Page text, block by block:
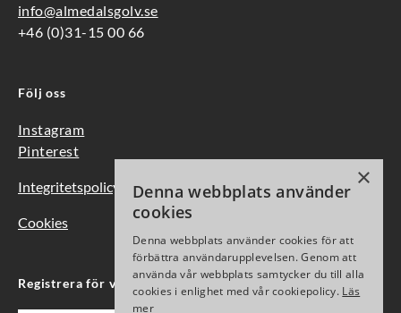
info@almedalsgolv.se
+46 (0)31-15 00 66
Följ oss
Instagram
Pinterest
Integritetspolicy
Cookies
Registrera för vårt nyhetsbrev
×
Denna webbplats använder
cookies
Denna webbplats använder cookies för att
förbättra användarupplevelsen. Genom att
använda vår webbplats samtycker du till alla
cookies i enlighet med vår cookiepolicy. Läs
mer